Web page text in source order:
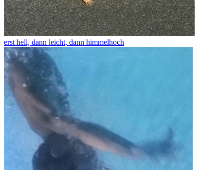
erst hell, dann leicht, dann himmelhoch